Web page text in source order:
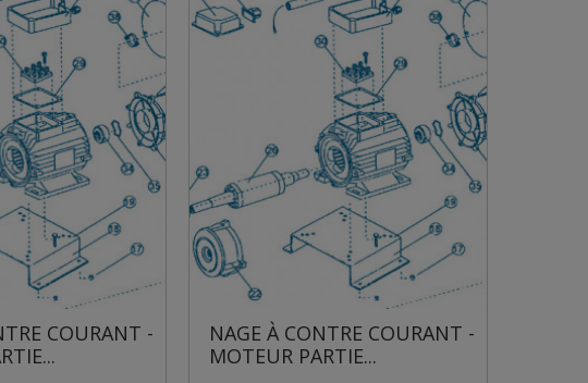
NAGE À CONTRE COURANT -
MOTEUR PARTIE...
NAGE À CONTRE
MOTEUR PARTIE...